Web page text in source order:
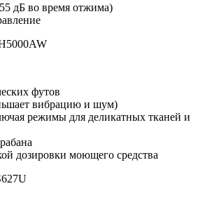
дБ во время отжима)
футов
вибрацию и шум)
режимы для деликатных тканей и
дозировки моющего средства